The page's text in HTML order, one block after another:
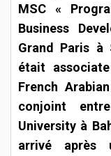
MSC «
Business
Grand Paris à
était
French
conjoint
University à
arrivé après